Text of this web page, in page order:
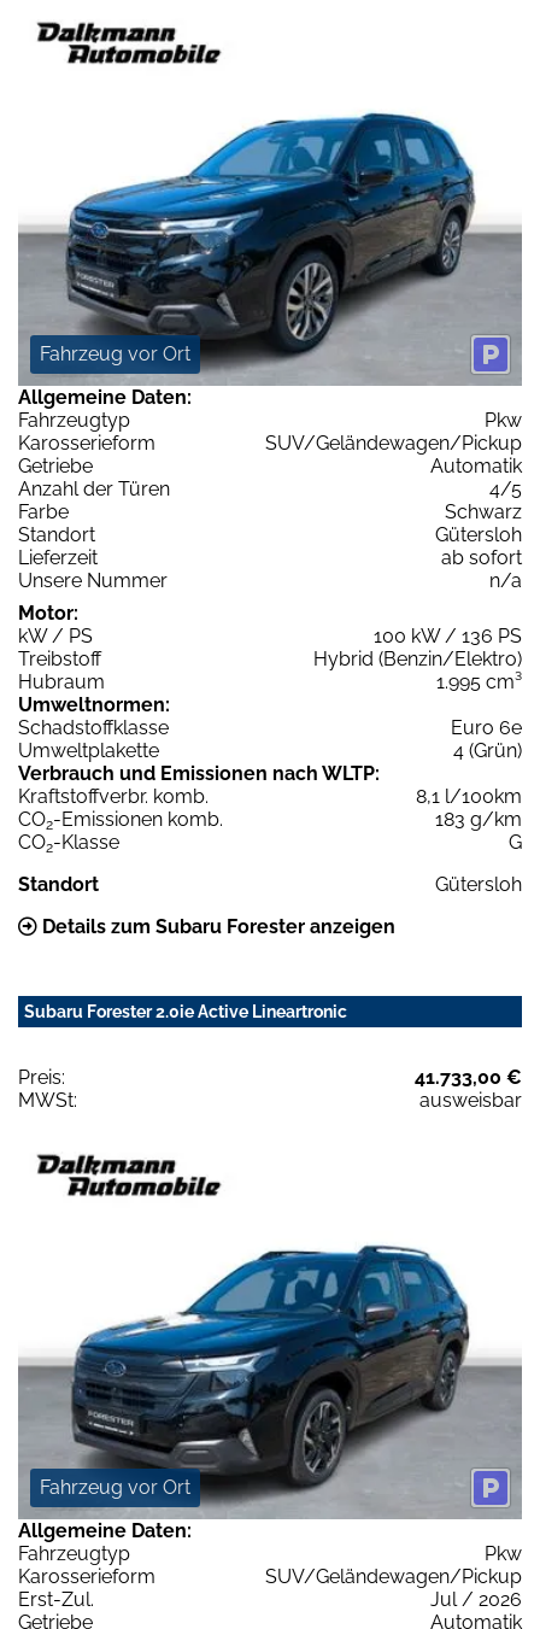
Fahrzeug vor Ort
Allgemeine Daten:
Fahrzeugtyp
Pkw
Karosserieform
SUV/Geländewagen/Pickup
Getriebe
Automatik
Anzahl der Türen
4/5
Farbe
Schwarz
Standort
Gütersloh
Lieferzeit
ab sofort
Unsere Nummer
n/a
Motor:
kW / PS
100 kW / 136 PS
Treibstoff
Hybrid (Benzin/Elektro)
Hubraum
1.995 cm³
Umweltnormen:
Schadstoffklasse
Euro 6e
Umweltplakette
4 (Grün)
Verbrauch und Emissionen nach WLTP:
Kraftstoffverbr. komb.
8,1 l/100km
CO2-Emissionen komb.
183 g/km
CO2-Klasse
G
Standort
Gütersloh
Details zum Subaru Forester anzeigen
Subaru Forester 2.0ie Active Lineartronic
Preis:
41.733,00 €
MWSt:
ausweisbar
Fahrzeug vor Ort
Allgemeine Daten:
Fahrzeugtyp
Pkw
Karosserieform
SUV/Geländewagen/Pickup
Erst-Zul.
Jul / 2026
Getriebe
Automatik